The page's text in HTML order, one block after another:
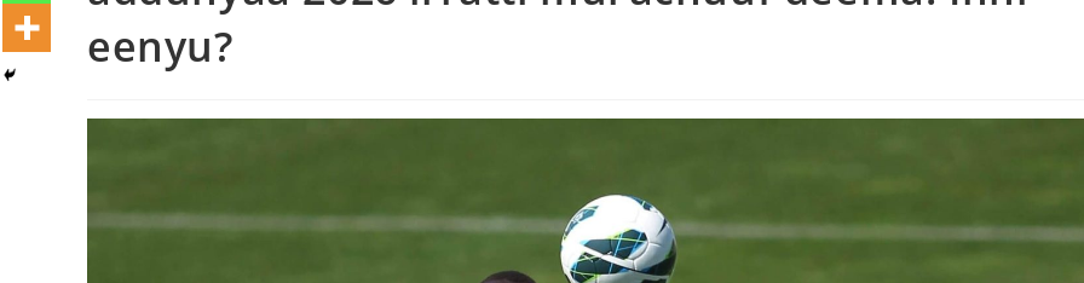
Buufata Xiyyaaraa Dajjaazmaach Balaay
Zinnaash Taayyaachoo dabalee
August 6, 2026
eenyu?